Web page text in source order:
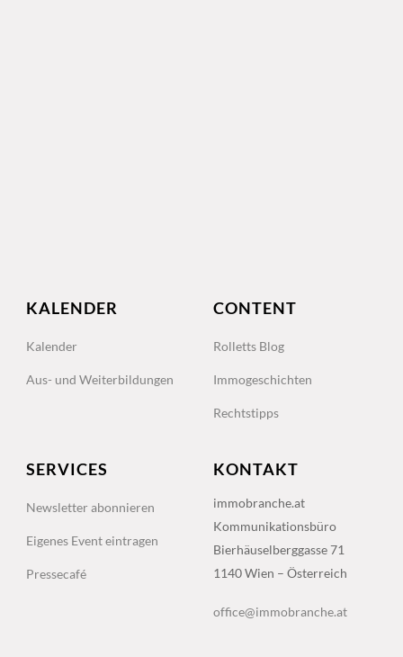
KALENDER
Kalender
Aus- und Weiterbildungen
CONTENT
Rolletts Blog
Immogeschichten
Rechtstipps
SERVICES
Newsletter abonnieren
Eigenes Event eintragen
Pressecafé
KONTAKT
immobranche.at
Kommunikationsbüro
Bierhäuselberggasse 71
1140 Wien – Österreich
office@immobranche.at